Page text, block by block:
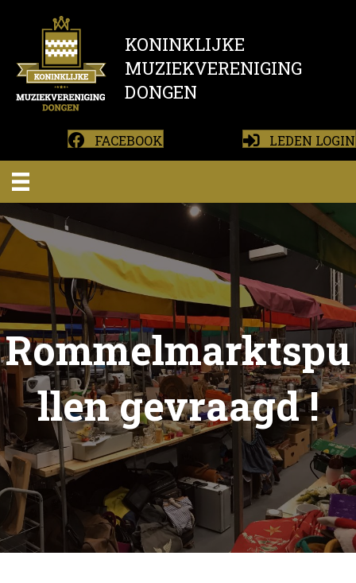
KONINKLIJKE
MUZIEKVERENIGING
DONGEN
FACEBOOK LEDEN LOGIN
Rommelmarktspu
llen gevraagd !